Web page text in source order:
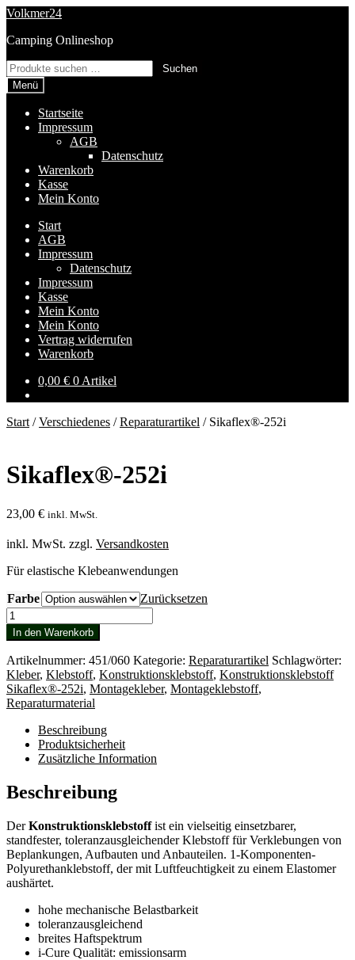
Zur
springen
Zum
springen
Volkmer24
Camping Onlineshop
Suchen
nach:
Suchen
Menü
Startseite
Impressum
AGB
Datenschutz
Warenkorb
Kasse
Mein Konto
Start
AGB
Impressum
Datenschutz
Impressum
Kasse
Mein Konto
Mein Konto
Vertrag widerrufen
Warenkorb
0,00 € 0 Artikel
Start /Verschiedenes /Reparaturartikel / Sikaflex®-252i
Sikaflex®-252i
23,00 € inkl. MwSt.
inkl. MwSt. zzgl. Versandkosten
Für elastische Klebeanwendungen
Farbe
Zurücksetzen
Sikaflex®-252i
Menge
In den Warenkorb
Artikelnummer: 451/060 Kategorie: Reparaturartikel Schlagwörter:
Kleber, Klebstoff, Konstruktionsklebstoff, Konstruktionsklebstoff
Sikaflex®-252i, Montagekleber, Montageklebstoff,
Reparaturmaterial
Beschreibung
Produktsicherheit
Zusätzliche Information
Beschreibung
DerKonstruktionsklebstoffist ein vielseitig einsetzbarer,
standfester, toleranzausgleichender Klebstoff für Verklebungen von
Beplankungen, Aufbauten und Anbauteilen. 1-Komponenten-
Polyurethanklebstoff, der mit Luftfeuchtigkeit zu einem Elastomer
aushärtet.
hohe mechanische Belastbarkeit
toleranzausgleichend
breites Haftspektrum
i-Cure Qualität: emissionsarm